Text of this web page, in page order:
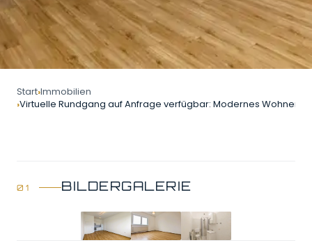
Start Immobilien
Virtuelle Rundgang auf Anfrage verfügbar: Modernes Wohnen
BILDERGALERIE
GALERIE ÖFFNEN